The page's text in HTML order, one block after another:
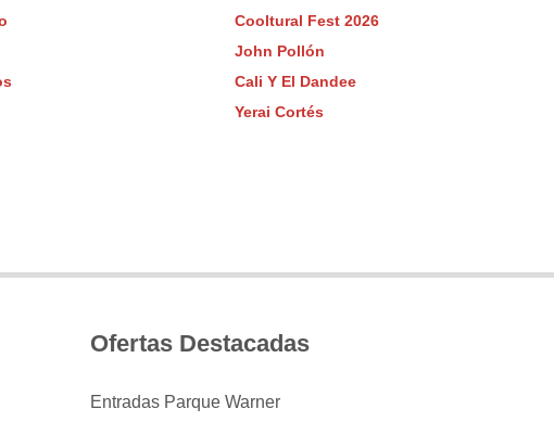
Cooltural Fest 2026
John Pollón
Cali Y El Dandee
Yerai Cortés
Ofertas Destacadas
Entradas Parque Warner